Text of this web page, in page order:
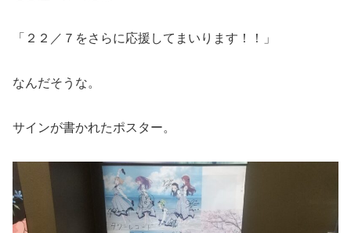
「２２／７をさらに応援してまいります！！」
なんだそうな。
サインが書かれたポスター。